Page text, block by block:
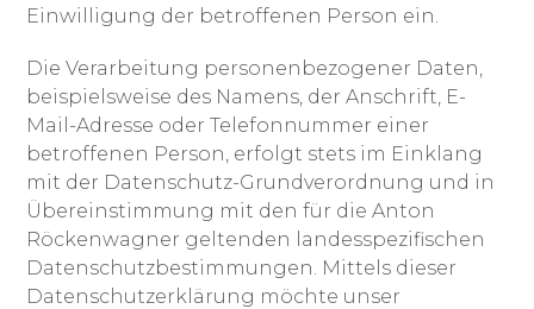
Einwilligung der betroffenen Person ein.
Die Verarbeitung personenbezogener Daten,
beispielsweise des Namens, der Anschrift, E-
Mail-Adresse oder Telefonnummer einer
betroffenen Person, erfolgt stets im Einklang
mit der Datenschutz-Grundverordnung und in
Übereinstimmung mit den für die Anton
Röckenwagner geltenden landesspezifischen
Datenschutzbestimmungen. Mittels dieser
Datenschutzerklärung möchte unser